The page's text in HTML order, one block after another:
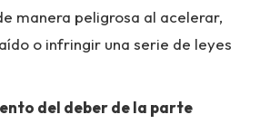
manera peligrosa al acelerar,
o infringir una serie de leyes
del deber de la parte